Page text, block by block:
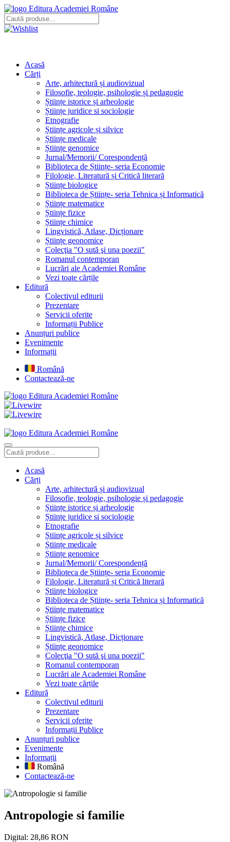
Editura Academiei Române
Acasă
Cărți
Arte, arhitectură și audiovizual
Filosofie, teologie, psihologie și pedagogie
Științe istorice și arheologie
Științe juridice si sociologie
Etnografie
Științe agricole și silvice
Științe medicale
Științe genomice
Jurnal/Memorii/ Corespondență
Biblioteca de Științe- seria Economie
Filologie, Literatură și Critică literară
Științe biologice
Biblioteca de Științe- seria Tehnica și Informatică
Științe matematice
Științe fizice
Științe chimice
Lingvistică, Atlase, Dicționare
Științe geonomice
Colecţia "O sută şi una poezii"
Romanul contemporan
Lucrări ale Academiei Române
Vezi toate cărțile
Editură
Colectivul editurii
Prezentare
Servicii oferite
Informații Publice
Anunțuri publice
Evenimente
Informații
Română
Contactează-ne
Editura Academiei Române
Editura Academiei Române
Acasă
Cărți
Arte, arhitectură și audiovizual
Filosofie, teologie, psihologie și pedagogie
Științe istorice și arheologie
Științe juridice si sociologie
Etnografie
Științe agricole și silvice
Științe medicale
Științe genomice
Jurnal/Memorii/ Corespondență
Biblioteca de Științe- seria Economie
Filologie, Literatură și Critică literară
Științe biologice
Biblioteca de Științe- seria Tehnica și Informatică
Științe matematice
Științe fizice
Științe chimice
Lingvistică, Atlase, Dicționare
Științe geonomice
Colecţia "O sută şi una poezii"
Romanul contemporan
Lucrări ale Academiei Române
Vezi toate cărțile
Editură
Colectivul editurii
Prezentare
Servicii oferite
Informații Publice
Anunțuri publice
Evenimente
Informații
Română
Contactează-ne
Antropologie si familie
Antropologie si familie
Digital: 28,86 RON